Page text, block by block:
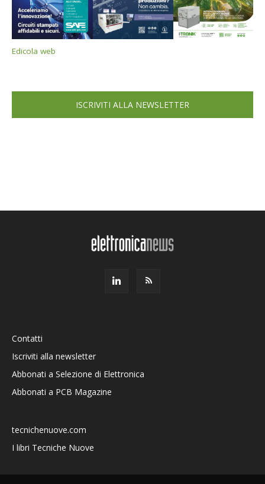
Edicola web
ISCRIVITI ALLA NEWSLETTER
Contatti
Iscriviti alla newsletter
Abbonati a Selezione di Elettronica
Abbonati a PCB Magazine
tecnichenuove.com
I libri Tecniche Nuove